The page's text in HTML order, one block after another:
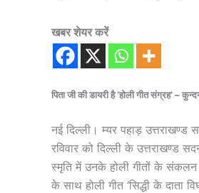
खबर शेयर करें
पिता जी की डायरी है ‘होली गीत संग्रह’ –
नई दिल्ली। म्यर पहाड़
रविवार को दिल्ली के उत्तराखण्ड
स्मृति में उनके होली गीतों के संकलन
के साथ होली गीत ‘सिद्धी के दाता